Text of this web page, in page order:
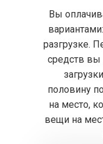
Вы
разгрузке.
средств вы
половину
на место,
вещи на